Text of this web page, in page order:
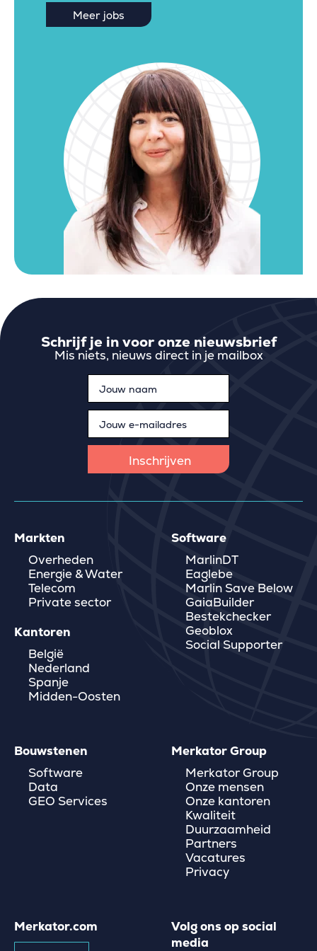
Meer jobs
Schrijf je in voor onze nieuwsbrief
Mis niets, nieuws direct in je mailbox
Volg ons op social
media
Markten
Overheden
Energie & Water
Telecom
Private sector
Kantoren
België
Nederland
Spanje
Midden-Oosten
Software
MarlinDT
Eaglebe
Marlin Save Below
GaiaBuilder
Bestekchecker
Geoblox
Social Supporter
Bouwstenen
Software
Data
GEO Services
Merkator Group
Merkator Group
Onze mensen
Onze kantoren
Kwaliteit
Duurzaamheid
Partners
Vacatures
Privacy
Merkator.com